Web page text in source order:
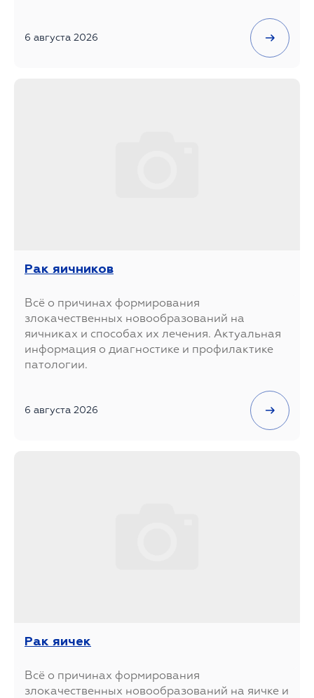
6 августа 2026
Рак яичников
Всё о причинах формирования
злокачественных новообразований на
яичниках и способах их лечения. Актуальная
информация о диагностике и профилактике
патологии.
6 августа 2026
Рак яичек
Всё о причинах формирования
злокачественных новообразований на яичке и